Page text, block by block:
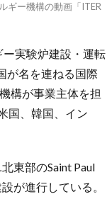
ギー機構の動画「ITER
実験炉建設・運転
が名を連ねる国際
構が事業主体を担
国、韓国、イン
東部のSaint Paul
が進行している。